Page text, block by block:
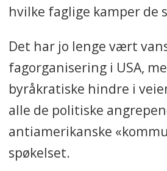
hvilke faglige kamper de
Det har jo lenge vært
fagorganisering i USA,
byråkratiske hindre i
alle de politiske
antiamerikanske
spøkelset.